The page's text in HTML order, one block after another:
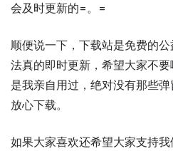
会及时更新的=。=
顺便说一下，下载站是免费的
法真的即时更新，希望大家不
是我亲自用过，绝对没有那些
放心下载。
如果大家喜欢还希望大家支持我